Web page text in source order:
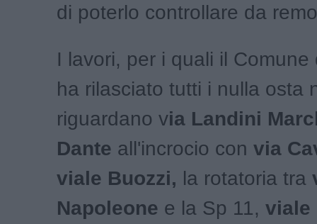
di poterlo controllare da
I lavori, per i quali il Comune
ha rilasciato tutti i nulla osta
riguardano via Landini
Dante all'incrocio con via
viale Buozzi, la rotatoria tra
Napoleone e la Sp 11, viale